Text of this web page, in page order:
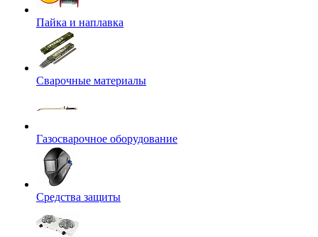
Пайка и наплавка
Сварочные материалы
Газосварочное оборудование
Средства защиты